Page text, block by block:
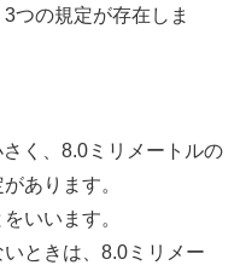
つの規定が存在しま
く、8.0ミリメートルの
あります。
いいます。
ときは、8.0ミリメー